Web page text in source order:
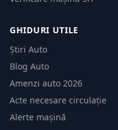
GHIDURI UTILE
Știri Auto
Blog Auto
Amenzi auto 2026
Acte necesare circulație
Alerte mașină